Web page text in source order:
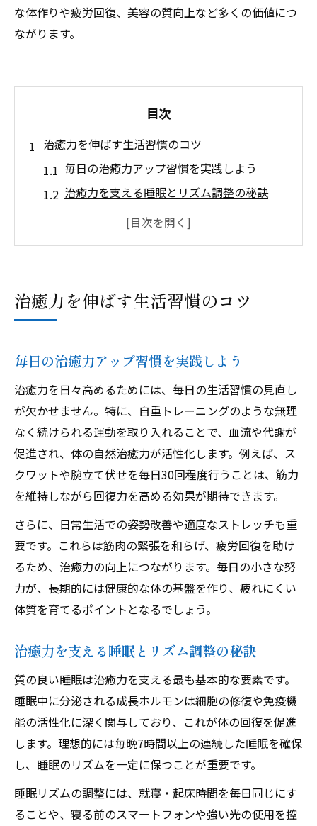
な体作りや疲労回復、美容の質向上など多くの価値につ
ながります。
目次
治癒力を伸ばす生活習慣のコツ
毎日の治癒力アップ習慣を実践しよう
治癒力を支える睡眠とリズム調整の秘訣
ストレス軽減で治癒力を高める方法を解説
回復力を高める自重トレ実践法
スクワットで治癒力と回復力を引き出そう
治癒力重視のフォームと安全な実施法
回復力を高める筋力トレーニングの工夫
運動後の治癒力と疲労回復の関係を知る
バランス重視で体の治癒力を底上げ
栄養と運動バランスで治癒力が高まる理由
治癒力を支える心身の調和とは何か
疲労回復を促す治癒力のバランス管理術
継続可能な治癒力アップ習慣の作り方
治癒力とパフォーマンス向上の関係性
自然治癒力向上に役立つ食生活とは
自然治癒力サポートにおすすめの飲み物
治癒力向上を意識した栄養バランスの工夫
サプリや薬以外で治癒力を伸ばす食生活
日常に取り入れたい治癒力アップの食習慣
継続できる治癒力増強トレの秘訣
治癒力増強トレーニング継続のコツを紹介
無理なく治癒力を伸ばす時短トレーニング
術
治癒力を伸ばす生活習慣のコツ
毎日の治癒力アップ習慣を実践しよう
治癒力を日々高めるためには、毎日の生活習慣の見直し
が欠かせません。特に、自重トレーニングのような無理
なく続けられる運動を取り入れることで、血流や代謝が
促進され、体の自然治癒力が活性化します。例えば、ス
クワットや腕立て伏せを毎日30回程度行うことは、筋力
を維持しながら回復力を高める効果が期待できます。
さらに、日常生活での姿勢改善や適度なストレッチも重
要です。これらは筋肉の緊張を和らげ、疲労回復を助け
るため、治癒力の向上につながります。毎日の小さな努
力が、長期的には健康的な体の基盤を作り、疲れにくい
体質を育てるポイントとなるでしょう。
治癒力を支える睡眠とリズム調整の秘訣
質の良い睡眠は治癒力を支える最も基本的な要素です。
睡眠中に分泌される成長ホルモンは細胞の修復や免疫機
能の活性化に深く関与しており、これが体の回復を促進
します。理想的には毎晩7時間以上の連続した睡眠を確保
し、睡眠のリズムを一定に保つことが重要です。
睡眠リズムの調整には、就寝・起床時間を毎日同じにす
ることや、寝る前のスマートフォンや強い光の使用を控